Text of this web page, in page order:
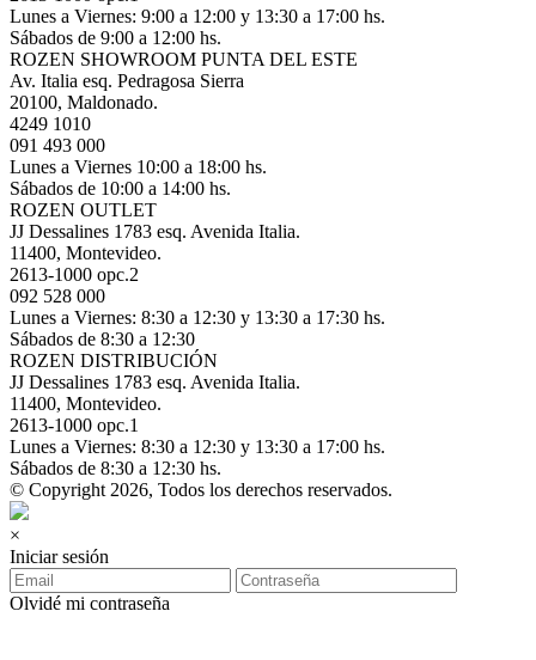
Lunes a Viernes: 9:00 a 12:00 y 13:30 a 17:00 hs.
Sábados de 9:00 a 12:00 hs.
ROZEN SHOWROOM PUNTA DEL ESTE
Av. Italia esq. Pedragosa Sierra
20100, Maldonado.
4249 1010
091 493 000
Lunes a Viernes 10:00 a 18:00 hs.
Sábados de 10:00 a 14:00 hs.
ROZEN OUTLET
JJ Dessalines 1783 esq. Avenida Italia.
11400, Montevideo.
2613-1000 opc.2
092 528 000
Lunes a Viernes: 8:30 a 12:30 y 13:30 a 17:30 hs.
Sábados de 8:30 a 12:30
ROZEN DISTRIBUCIÓN
JJ Dessalines 1783 esq. Avenida Italia.
11400, Montevideo.
2613-1000 opc.1
Lunes a Viernes: 8:30 a 12:30 y 13:30 a 17:00 hs.
Sábados de 8:30 a 12:30 hs.
© Copyright 2026, Todos los derechos reservados.
×
Iniciar sesión
Olvidé mi contraseña